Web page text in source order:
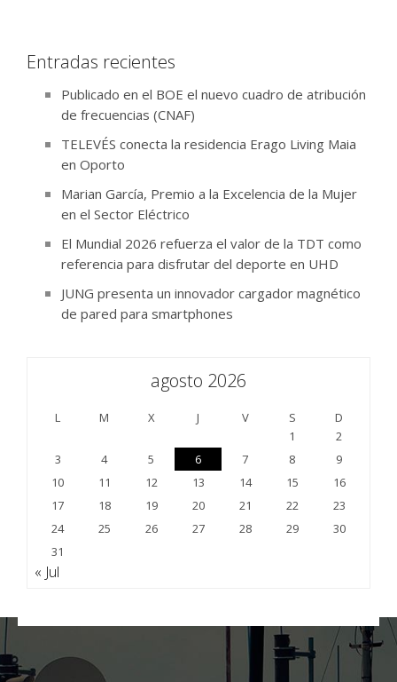
Entradas recientes
Publicado en el BOE el nuevo cuadro de atribución
de frecuencias (CNAF)
TELEVÉS conecta la residencia Erago Living Maia
en Oporto
Marian García, Premio a la Excelencia de la Mujer
en el Sector Eléctrico
El Mundial 2026 refuerza el valor de la TDT como
referencia para disfrutar del deporte en UHD
JUNG presenta un innovador cargador magnético
de pared para smartphones
agosto 2026
L M X J V S
D
1
2
3
4 5 6 7 8
9
10
11 12 13 14 15
16
17
18 19 20 21 22
23
24
25 26 27 28 29
30
31
« Jul